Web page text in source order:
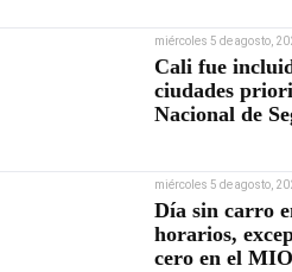
miércoles 5 de agosto,
Cali fue
ciudades
Nacional de
miércoles 5 de agosto,
Día sin carro
horarios,
cero en el MIO